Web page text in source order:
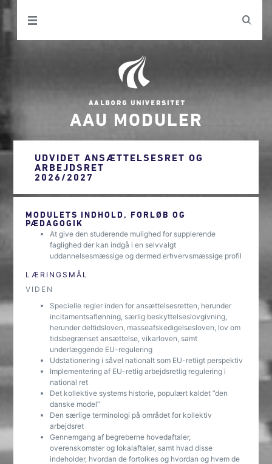
AAU MODULER
UDVIDET ANSÆTTELSESRET OG
ARBEJDSRET
2026/2027
MODULETS INDHOLD, FORLØB OG
PÆDAGOGIK
At give den studerende mulighed for supplerende
faglighed der kan indgå i en selvvalgt
uddannelsesmæssige og dermed erhvervsmæssige profil
LÆRINGSMÅL
VIDEN
Specielle regler inden for ansættelsesretten, herunder
incitamentsaflønning, særlig beskyttelseslovgivning,
herunder deltidsloven, masseafskedigelsesloven, lov om
tidsbegrænset ansættelse, vikarloven, samt
underlæggende EU-regulering
Udstationering i såvel nationalt som EU-retligt perspektiv
Implementering af EU-retlig arbejdsretlig regulering i
national ret
Det kollektive systems historie, populært kaldet ”den
danske model”
Den særlige terminologi på området for kollektiv
arbejdsret
Gennemgang af begreberne hovedaftaler,
overenskomster og lokalaftaler, samt hvad disse
indeholder, hvordan de fortolkes og hvordan og hvem de